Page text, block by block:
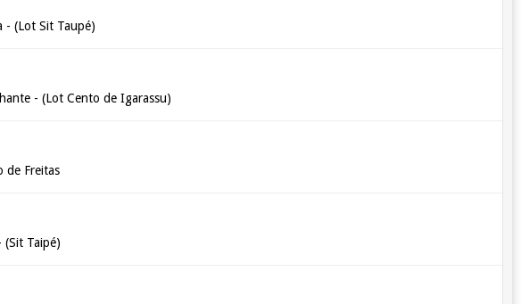
- (Lot Sit Taupé)
- (Lot Cento de Igarassu)
de Freitas
(Sit Taipé)